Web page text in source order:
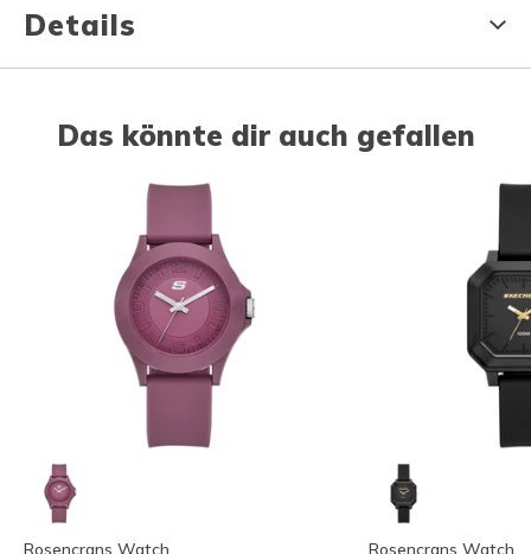
Details
Das könnte dir auch gefallen
Rosencrans Watch Rosencrans Watch